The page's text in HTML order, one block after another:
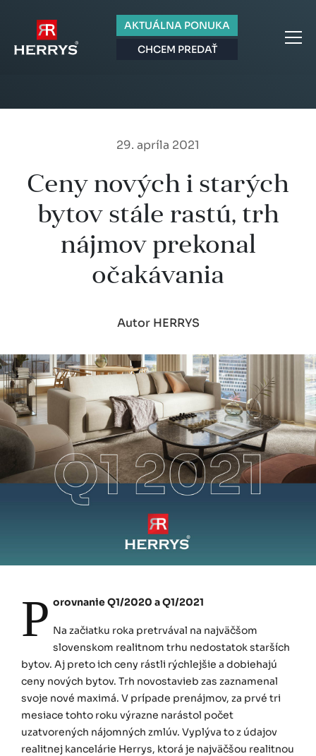
AKTUÁLNA PONUKA
CHCEM PREDAŤ
29. apríla 2021
Ceny nových i starých
bytov stále rastú, trh
nájmov prekonal
očakávania
Autor HERRYS
P orovnanie Q1/2020 a Q1/2021
Na začiatku roka pretrvával na najväčšom
slovenskom realitnom trhu nedostatok starších
bytov. Aj preto ich ceny rástli rýchlejšie a dobiehajú
ceny nových bytov. Trh novostavieb zas zaznamenal
svoje nové maximá. V prípade prenájmov, za prvé tri
mesiace tohto roku výrazne narástol počet
uzatvorených nájomných zmlúv. Vyplýva to z údajov
realitnej kancelárie Herrys, ktorá je najväčšou realitnou